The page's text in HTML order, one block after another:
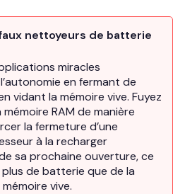
nettoyeurs de batterie
miracles
en fermant de
vidant la mémoire vive. Fuyez
RAM de manière
la fermeture d’une
à la recharger
sa prochaine ouverture, ce
de batterie que de la
vive.